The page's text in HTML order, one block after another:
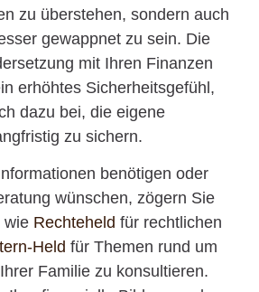
zu überstehen, sondern auch
gewappnet zu sein. Die
mit Ihren Finanzen
erhöhtes Sicherheitsgefühl,
dazu bei, die eigene
zu sichern.
benötigen oder
wünschen, zögern Sie
wie Rechteheld für rechtlichen
Held für Themen rund um
Familie zu konsultieren.